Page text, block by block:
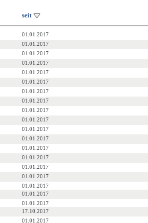
seit
01.01.2017
01.01.2017
01.01.2017
01.01.2017
01.01.2017
01.01.2017
01.01.2017
01.01.2017
01.01.2017
01.01.2017
01.01.2017
01.01.2017
01.01.2017
01.01.2017
01.01.2017
01.01.2017
01.01.2017
01.01.2017
01.01.2017
17.10.2017
01.01.2017